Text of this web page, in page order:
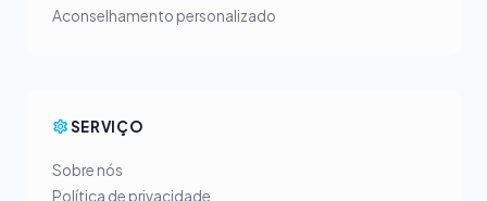
Aconselhamento personalizado
SERVIÇO
Sobre nós
Política de privacidade